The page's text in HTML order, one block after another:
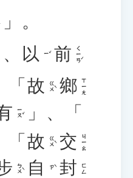
」。
、 以 ㄧˇ 前 ㄑㄧㄢˊ
「 故 ㄍㄨˋ 鄉 ㄒㄧㄤ
ㄧㄡˇ
」、「
「 故 ㄍㄨˋ 交 ㄐㄧㄠ
ㄅㄨˋ 自 ㄗˋ 封 ㄈㄥ